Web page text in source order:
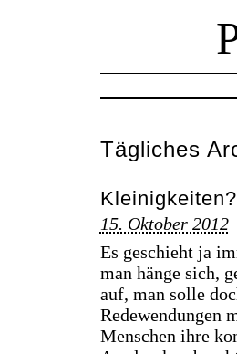
Tägliches
Kleinigkeiten?
15. Oktober 2012
Es geschieht ja
man hänge sich,
auf, man solle
Redewendungen
Menschen ihre